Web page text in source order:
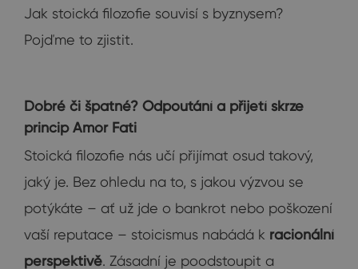
Jak stoická filozofie souvisí s byznysem?
Pojďme to zjistit.
Dobré či špatné? Odpoutání a přijetí skrze
princip Amor Fati
Stoická filozofie nás učí přijímat osud takový,
jaký je. Bez ohledu na to, s jakou výzvou se
potýkáte – ať už jde o bankrot nebo poškození
vaší reputace – stoicismus nabádá k racionální
perspektivě. Zásadní je poodstoupit a